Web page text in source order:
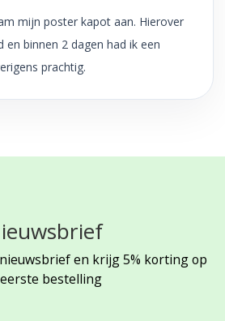
mijn poster kapot aan. Hierover
en binnen 2 dagen had ik een
prachtig.
en krijg 5% korting op
bestelling